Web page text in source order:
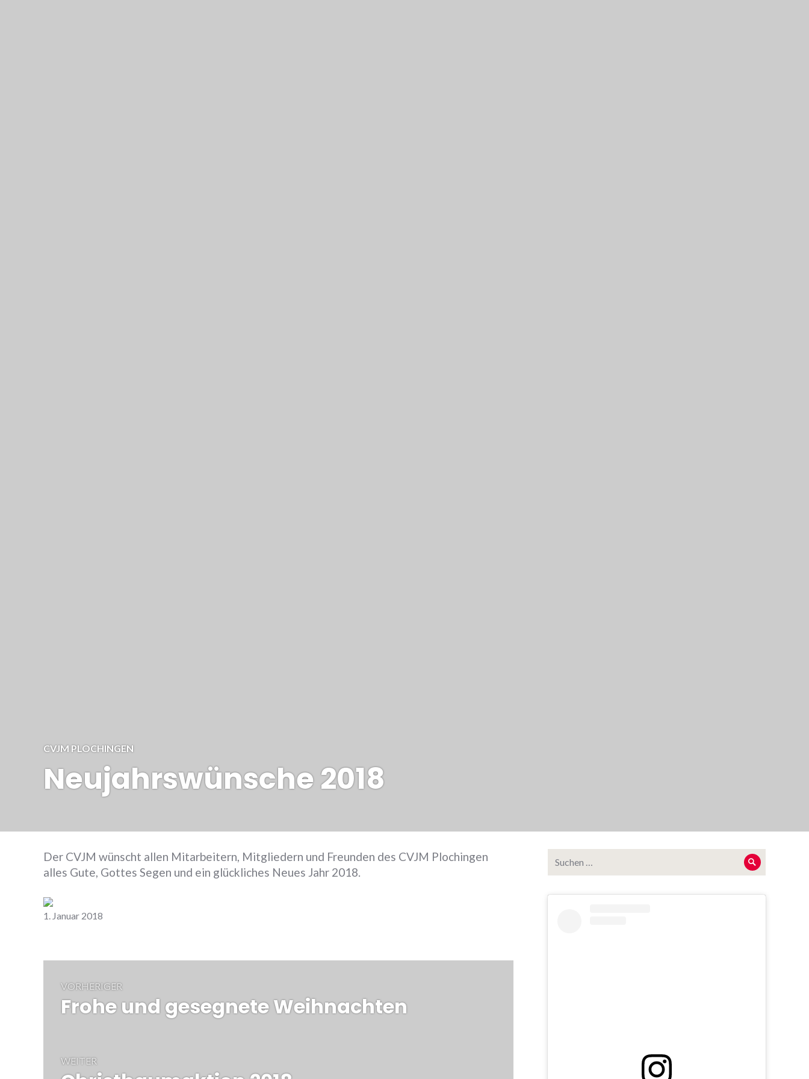
CVJM PLOCHINGEN
Neujahrswünsche 2018
Der CVJM wünscht allen Mitarbeitern, Mitgliedern und Freunden des CVJM Plochingen
alles Gute, Gottes Segen und ein glückliches Neues Jahr 2018.
1. Januar 2018
Navigation
VORHERIGER
Vorheriger
Beitrag:
Frohe und gesegnete Weihnachten
WEITER
nach:
Suche